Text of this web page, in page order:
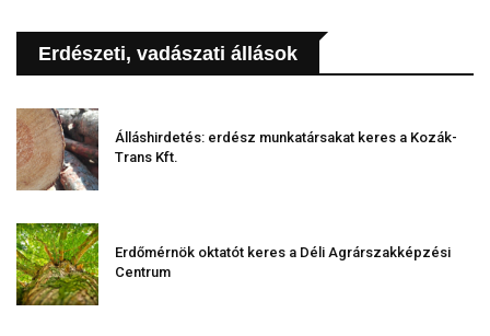
Erdészeti, vadászati állások
Álláshirdetés: erdész munkatársakat keres a Kozák-
Trans Kft.
Erdőmérnök oktatót keres a Déli Agrárszakképzési
Centrum